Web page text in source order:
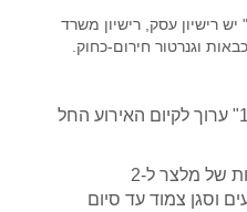
למתחם "יד חרוצים 11" יש רישיון עסק, רישיון משרד
וגנרטור חירום-כחוק.
מתחם "יד חרוצים 11" ערוך לקיום האירוע החל
צוות מלצרים לפי כמות של מלצר ל-2
וסגן צמוד עד סיום